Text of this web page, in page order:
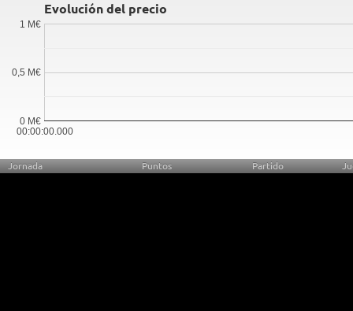
Evolución del precio
00:00:00.000
0 M€
0,5 M€
1 M€
Jornada Puntos Partido